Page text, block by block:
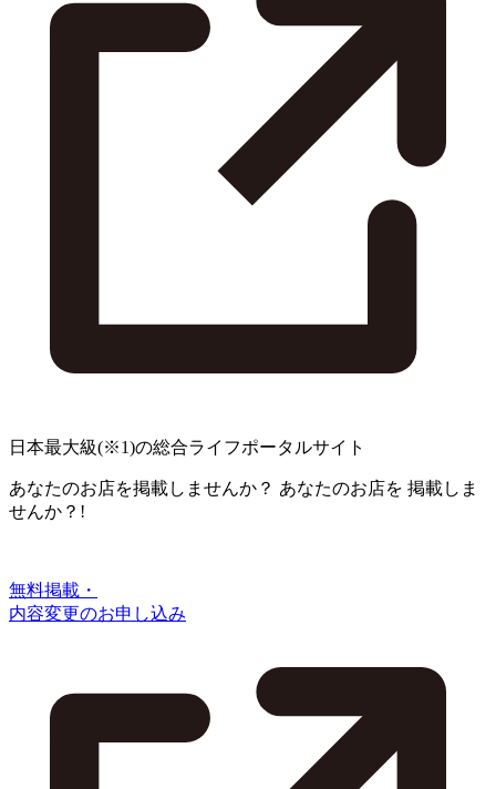
日本最大級(※1)の総合ライフポータルサイト
あなたのお店を掲載しませんか？ あなたのお店を 掲載しま
せんか？!
無料掲載・
内容変更のお申し込み